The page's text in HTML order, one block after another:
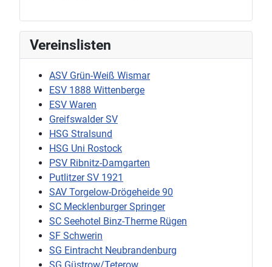
Vereinslisten
ASV Grün-Weiß Wismar
ESV 1888 Wittenberge
ESV Waren
Greifswalder SV
HSG Stralsund
HSG Uni Rostock
PSV Ribnitz-Damgarten
Putlitzer SV 1921
SAV Torgelow-Drögeheide 90
SC Mecklenburger Springer
SC Seehotel Binz-Therme Rügen
SF Schwerin
SG Eintracht Neubrandenburg
SG Güstrow/Teterow